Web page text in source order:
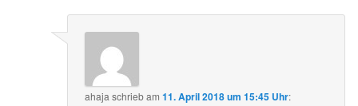
ahaja schriebam11. April 2018 um 15:45 Uhr: